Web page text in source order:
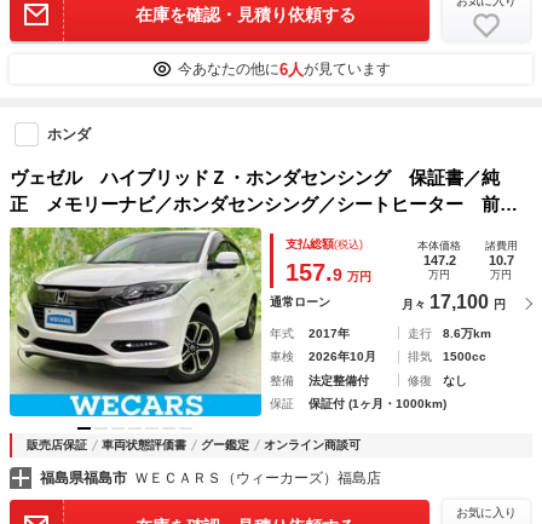
在庫を確認・見積り依頼する
今あなたの他に6人が見ています
ホンダ
ヴェゼル ハイブリッドＺ・ホンダセンシング 保証書／純
正 メモリーナビ／ホンダセンシング／シートヒーター 前席
／ドライブレコーダー 社外／ヘッドランプ ＬＥＤ／ＵＳＢ
ジャック／Ｂｌｕｅｔｏｏｔｈ接続／ＥＴＣ／ＥＢＤ付ＡＢＳ
／横滑り防止装置
支払総額(税込)
157.9 万円
本体価格
147.2
万円
諸費用
10.7
万円
通常ローン 月々 17,100 円
年式 2017年 走行
8.6万km
車検
2026年10月 排気
1500cc
整備
法定整備付 修復
なし
保証
保証付 (1ヶ月・1000km)
販売店保証 車両状態評価書 グー鑑定 オンライン商談可
福島県福島市 ＷＥＣＡＲＳ（ウィーカーズ）福島店
お気に入り